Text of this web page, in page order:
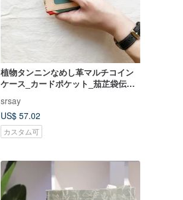
植物タンニンなめし革マルチコイン
ケース_カードポケット_茄芷袋伝統
srsay
US$ 57.02
カスタム可